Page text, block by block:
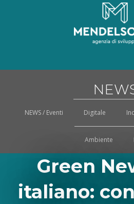
NEWS / Eventi Digitale
Ambiente
Green
italiano: